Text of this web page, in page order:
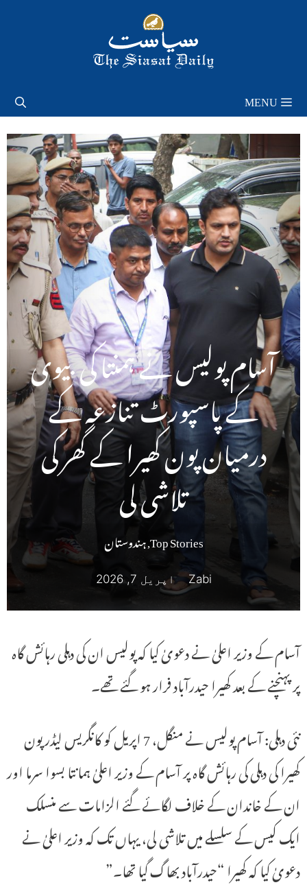
MENU
آسام پولیس نے ہمنتا کی بیوی
کے پاسپورٹ تنازعہ کے
درمیان پون کھیرا کے گھر کی
تلاشی لی
Top Stories
,ہندوستان
Zabi اپریل 7, 2026
آسام کے وزیر اعلیٰ نے دعویٰ کیا کہ پولیس ان کی دہلی رہائش گاہ
پر پہنچنے کے بعد کھیرا حیدرآباد فرار ہو گئے تھے۔
نئی دہلی: آسام پولیس نے منگل، 7 اپریل کو کانگریس لیڈر پون
کھیرا کی دہلی کی رہائش گاہ پر آسام کے وزیر اعلیٰ ہمانتا بسوا سرما اور
ان کے خاندان کے خلاف لگائے گئے الزامات سے منسلک
ایک کیس کے سلسلے میں تلاشی لی، یہاں تک کہ وزیر اعلیٰ نے
دعویٰ کیا کہ کھیرا “حیدرآباد بھاگ گیا تھا۔”